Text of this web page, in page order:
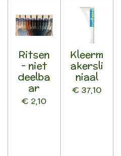
Ritsen
- niet
deelba
ar
€ 2,10
Kleerm
akersli
niaal
€ 37,10